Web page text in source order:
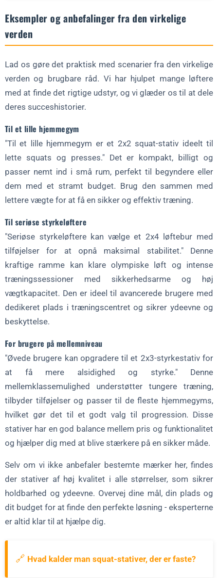
Eksempler og anbefalinger fra den virkelige
verden
Lad os gøre det praktisk med scenarier fra den virkelige
verden og brugbare råd. Vi har hjulpet mange løftere
med at finde det rigtige udstyr, og vi glæder os til at dele
deres succeshistorier.
Til et lille hjemmegym
"Til et lille hjemmegym er et 2x2 squat-stativ ideelt til
lette squats og presses." Det er kompakt, billigt og
passer nemt ind i små rum, perfekt til begyndere eller
dem med et stramt budget. Brug den sammen med
lettere vægte for at få en sikker og effektiv træning.
Til seriøse styrkeløftere
"Seriøse styrkeløftere kan vælge et 2x4 løftebur med
tilføjelser for at opnå maksimal stabilitet." Denne
kraftige ramme kan klare olympiske løft og intense
træningssessioner med sikkerhedsarme og høj
vægtkapacitet. Den er ideel til avancerede brugere med
dedikeret plads i træningscentret og sikrer ydeevne og
beskyttelse.
For brugere på mellemniveau
"Øvede brugere kan opgradere til et 2x3-styrkestativ for
at få mere alsidighed og styrke." Denne
mellemklassemulighed understøtter tungere træning,
tilbyder tilføjelser og passer til de fleste hjemmegyms,
hvilket gør det til et godt valg til progression. Disse
stativer har en god balance mellem pris og funktionalitet
og hjælper dig med at blive stærkere på en sikker måde.
Selv om vi ikke anbefaler bestemte mærker her, findes
der stativer af høj kvalitet i alle størrelser, som sikrer
holdbarhed og ydeevne. Overvej dine mål, din plads og
dit budget for at finde den perfekte løsning - eksperterne
er altid klar til at hjælpe dig.
🔗 Hvad kalder man squat-stativer, der er faste?